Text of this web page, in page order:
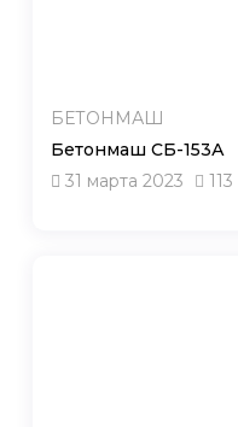
БЕТОНМАШ
Бетонмаш СБ-153А
31 марта 2023
113